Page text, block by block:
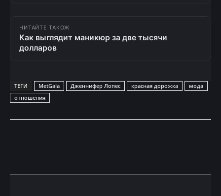
ЧИТАЙТЕ ТАКОЖ
Как выглядит маникюр за две тысячи
долларов
ТЕГИ MetGala Дженнифер Лопес красная дорожка
мода
отношения